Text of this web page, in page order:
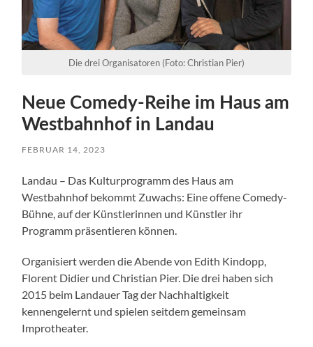
Die drei Organisatoren (Foto: Christian Pier)
Neue Comedy-Reihe im Haus am
Westbahnhof in Landau
FEBRUAR 14, 2023
Landau – Das Kulturprogramm des Haus am
Westbahnhof bekommt Zuwachs: Eine offene Comedy-
Bühne, auf der Künstlerinnen und Künstler ihr
Programm präsentieren können.
Organisiert werden die Abende von Edith Kindopp,
Florent Didier und Christian Pier. Die drei haben sich
2015 beim Landauer Tag der Nachhaltigkeit
kennengelernt und spielen seitdem gemeinsam
Improtheater.